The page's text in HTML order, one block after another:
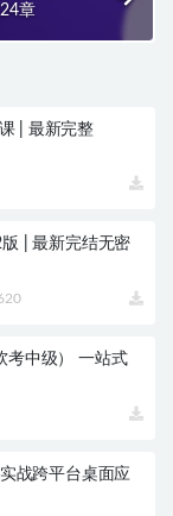
章
| 最新完整
版 | 最新完结无密
考中级） 一站式
战跨平台桌面应